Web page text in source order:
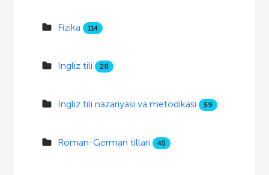
Fizika 114
Ingliz tili 28
Ingliz tili nazariyasi va metodikasi 59
Roman-German tillari 45